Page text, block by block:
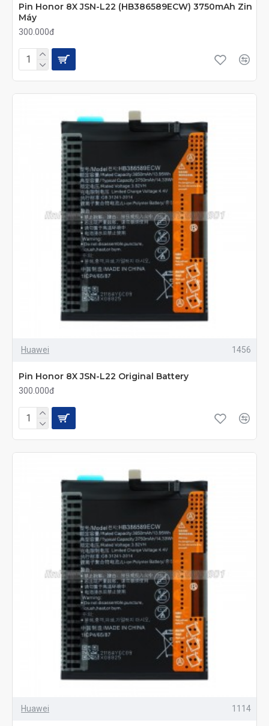
Pin Honor 8X JSN-L22 (HB386589ECW) 3750mAh Zin
Máy
300.000đ
Huawei 1456
Pin Honor 8X JSN-L22 Original Battery
300.000đ
Huawei 1114